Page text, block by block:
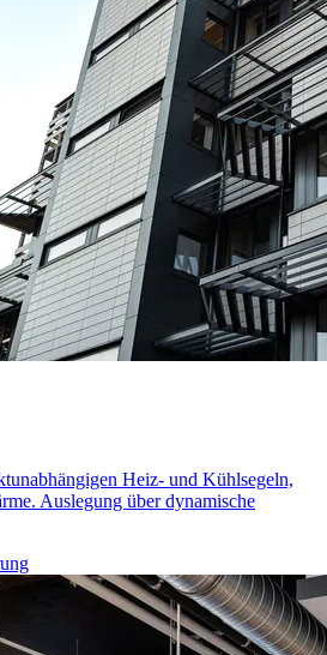
Heiz- und Kühlsegeln,
Auslegung über dynamische